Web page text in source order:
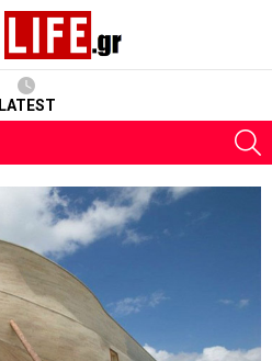
LATEST